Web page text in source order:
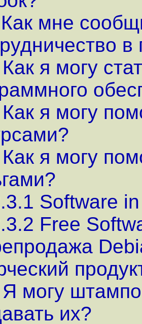
мне
в
я могу
я могу
я могу
Software
Free
могу
их?